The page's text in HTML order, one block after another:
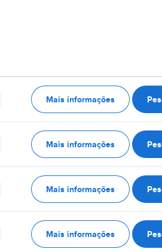
Mais informações
Mais informações
Mais informações
Mais informações